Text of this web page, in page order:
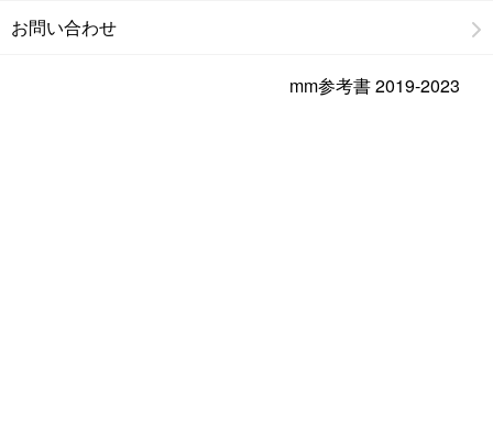
お問い合わせ
mm参考書 2019-2023